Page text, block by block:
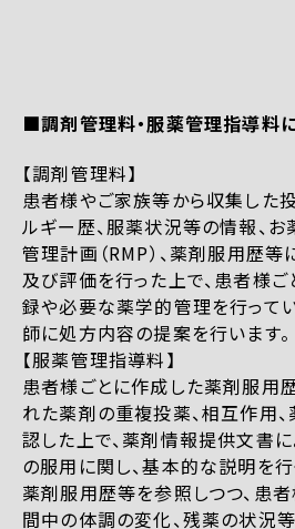
■調剤管理料・服薬管理指導料
【調剤管理料】
患者様やご家族等から収集した
ルギー歴、服薬状況等の情報、お
管理計画（RMP）、薬剤服用歴等
及び評価を行った上で、患者様
録や必要な薬学的管理を行って
師に処方内容の提案を行います。
【服薬管理指導料】
患者様ごとに作成した薬剤服用
れた薬剤の重複投薬、相互作用
認した上で、薬剤情報提供文書
の服用に関し、基本的な説明を行
薬剤服用歴等を参照しつつ、患
間中の体調の変化、残薬の状況